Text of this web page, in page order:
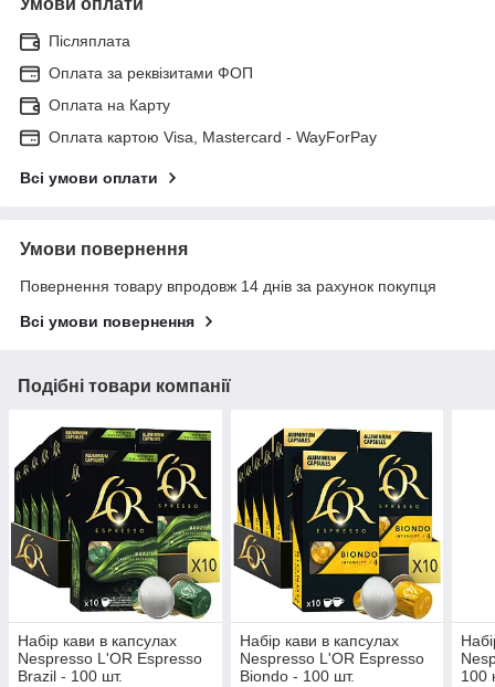
Післяплата
Оплата за реквізитами ФОП
Оплата на Карту
Оплата картою Visa, Mastercard - WayForPay
Всі умови оплати
Умови повернення
Повернення товару впродовж 14 днів за рахунок покупця
Всі умови повернення
Подібні товари компанії
Набір кави в капсулах
Nespresso L'OR Espresso
Brazil - 100 шт.
Набір кави в капсулах
Nespresso L'OR Espresso
Biondo - 100 шт.
100